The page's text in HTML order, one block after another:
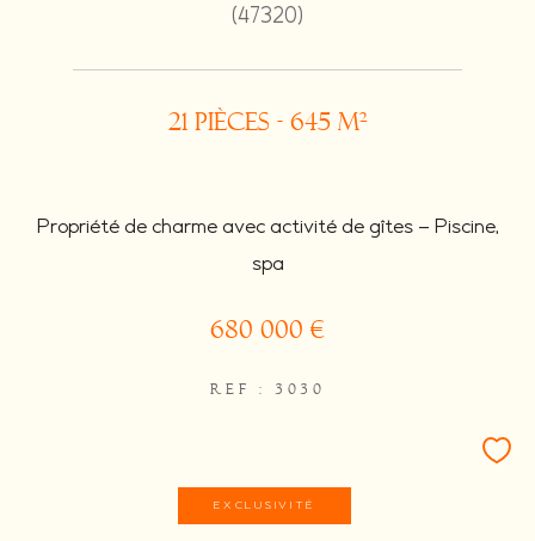
(47320)
21 pièces - 645 m²
Propriété de charme avec activité de gîtes – Piscine,
spa
680 000 €
REF : 3030
EXCLUSIVITÉ